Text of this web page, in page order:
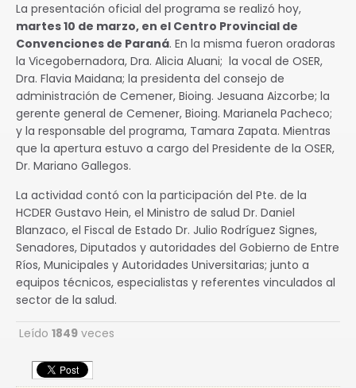
La presentación oficial del programa se realizó hoy,
martes 10 de marzo, en el Centro Provincial de
Convenciones de Paraná. En la misma fueron oradoras
la Vicegobernadora, Dra. Alicia Aluani; la vocal de OSER,
Dra. Flavia Maidana; la presidenta del consejo de
administración de Cemener, Bioing. Jesuana Aizcorbe; la
gerente general de Cemener, Bioing. Marianela Pacheco;
y la responsable del programa, Tamara Zapata. Mientras
que la apertura estuvo a cargo del Presidente de la OSER,
Dr. Mariano Gallegos.
La actividad contó con la participación del Pte. de la
HCDER Gustavo Hein, el Ministro de salud Dr. Daniel
Blanzaco, el Fiscal de Estado Dr. Julio Rodríguez Signes,
Senadores, Diputados y autoridades del Gobierno de Entre
Ríos, Municipales y Autoridades Universitarias; junto a
equipos técnicos, especialistas y referentes vinculados al
sector de la salud.
Leído 1849 veces